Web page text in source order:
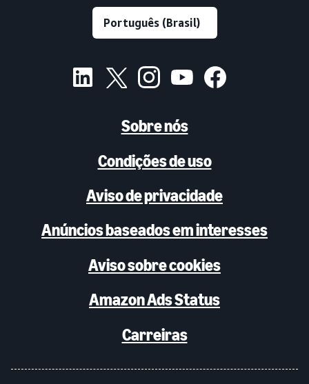
Sobre nós
Condições de uso
Aviso de privacidade
Anúncios baseados em interesses
Aviso sobre cookies
Amazon Ads Status
Carreiras